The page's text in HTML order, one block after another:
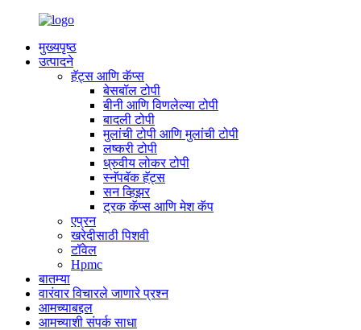
मुख्यपृष्ठ
उत्पादने
हॅट्स आणि कॅप्स
बेसबॉल टोपी
बीनी आणि विणलेल्या टोपी
बादली टोपी
मुलांची टोपी आणि मुलांची टोपी
लष्करी टोपी
ध्रुवीय लोकर टोपी
स्नॅपबॅक हॅट्स
सन व्हिझर
ट्रक कॅप्स आणि मेश कॅप
एप्रन
खरेदीसाठी पिशवी
टॉवेल
Hpmc
बातम्या
वारंवार विचारले जाणारे प्रश्न
आमच्याबद्दल
आमच्याशी संपर्क साधा